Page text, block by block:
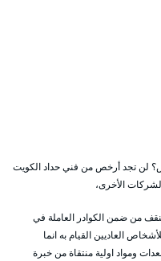
لن تجد أرخص من فني حداد الكويت
الأخرى،
من ضمن الكوادر العاملة في
العاديين القيام به انما
ومواد اولية منتقاة من خبرة